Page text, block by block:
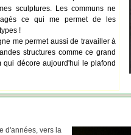
sculptures. Les communs ne
ce qui me permet de les
!
me permet aussi de travailler à
structures comme ce grand
qui décore aujourd'hui le plafond
d'années, vers la